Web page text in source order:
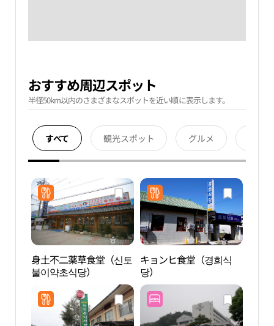
おすすめ周辺スポット
半径50km以内のさまざまなスポットを近い順に表示します。
すべて 観光スポット グルメ
身土不二薬草食堂（신토
불이약초식당）
キョンヒ食堂（경희식
당）